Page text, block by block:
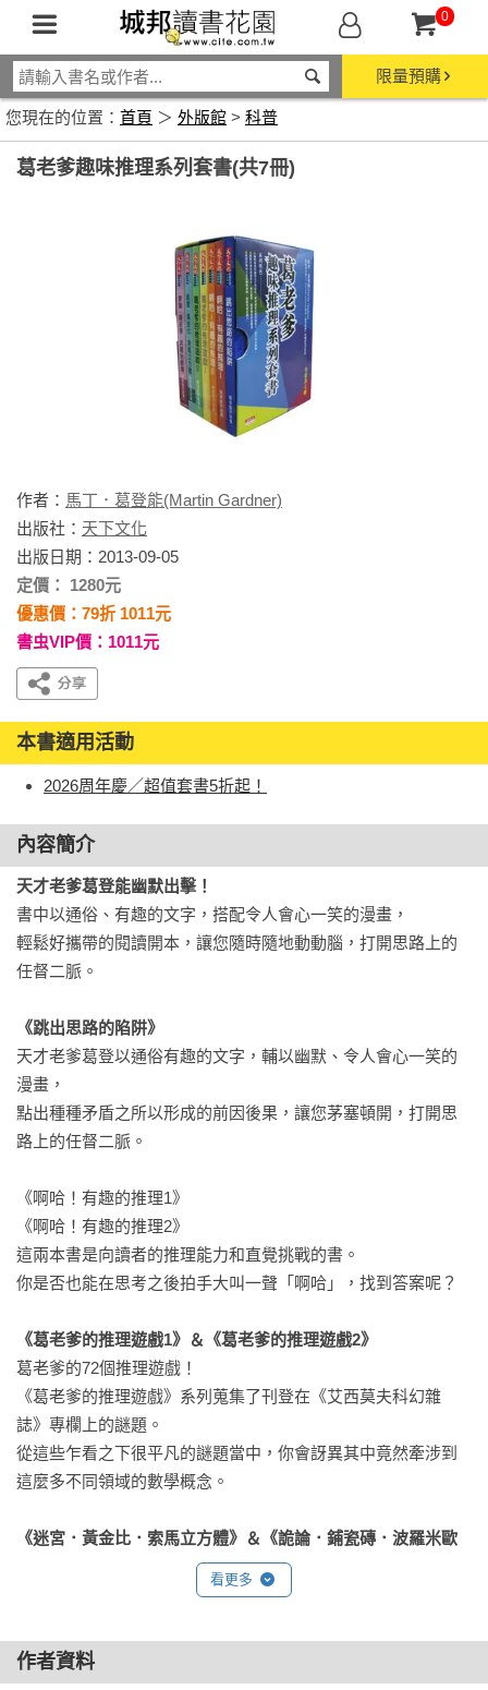
0
限量預購
您現在的位置： 首頁 ＞ 外版館 > 科普
葛老爹趣味推理系列套書(共7冊)
作者： 馬丁．葛登能(Martin Gardner)
出版社： 天下文化
出版日期：2013-09-05
定價： 1280元
優惠價：79折 1011元
書虫VIP價：1011元
本書適用活動
2026周年慶／超值套書5折起！
內容簡介
天才老爹葛登能幽默出擊！
書中以通俗、有趣的文字，搭配令人會心一笑的漫畫，
輕鬆好攜帶的閱讀開本，讓您隨時隨地動動腦，打開思路上的
任督二脈。
《跳出思路的陷阱》
天才老爹葛登以通俗有趣的文字，輔以幽默、令人會心一笑的
漫畫，
點出種種矛盾之所以形成的前因後果，讓您茅塞頓開，打開思
路上的任督二脈。
《啊哈！有趣的推理1》
《啊哈！有趣的推理2》
這兩本書是向讀者的推理能力和直覺挑戰的書。
你是否也能在思考之後拍手大叫一聲「啊哈」，找到答案呢？
《葛老爹的推理遊戲1》＆《葛老爹的推理遊戲2》
葛老爹的72個推理遊戲！
《葛老爹的推理遊戲》系列蒐集了刊登在《艾西莫夫科幻雜
誌》專欄上的謎題。
從這些乍看之下很平凡的謎題當中，你會訝異其中竟然牽涉到
這麼多不同領域的數學概念。
《迷宮．黃金比．索馬立方體》＆《詭論．鋪瓷磚．波羅米歐
天才老爹葛登能的40個數學遊戲！
的精采集結。葛老爹將再次帶領讀者從遊戲中出發，探討各式
各樣的數學話題，從而領略遊戲背後的數學之美。
看更多
作者資料